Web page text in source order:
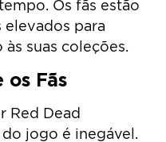
Os fãs estão
elevados para
suas coleções.
Fãs
Red Dead
jogo é inegável.